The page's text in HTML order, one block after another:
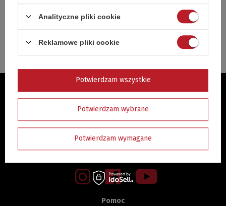
Rosnąco
Szukaj
Pomoc
Newsletter
newsletter opisanej wpolityce prywatności
Analityczne pliki cookie
Reklamowe pliki cookie
Potwierdzam wybrane
Potwierdzam wymagane
Potwierdzam wszystkie